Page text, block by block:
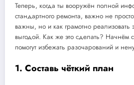
Теперь, когда ты вооружён полной
стандартного ремонта, важно не
важны, но и как грамотно реализовать
выгодой. Как же это сделать? Начнём
помогут избежать разочарований и
1. Составь чёткий план